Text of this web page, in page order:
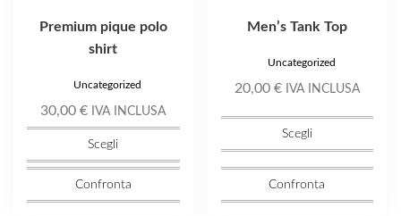
Premium pique polo
shirt
Uncategorized
30,00€ IVA INCLUSA
Scegli
Confronta
Men’s Tank Top
Uncategorized
20,00 € IVA INCLUSA
Scegli
Confronta